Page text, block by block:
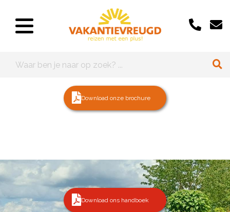
Download onze brochure
Download ons handboek